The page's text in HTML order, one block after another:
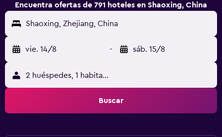
Encuentra ofertas de 791 hoteles en Shaoxing, China
Shaoxing, Zhejiang, China
vie. 14/8 - sáb. 15/8
2 huéspedes, 1 habitación
Buscar